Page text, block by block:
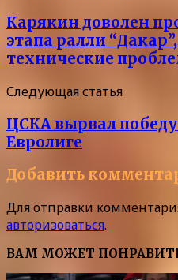
Карякин доволен
этапа ралли
технические
Следующая статья
ЦСКА вырвал
Евролиге
Добавить
Для отправки
авторизоваться.
ВАМ МОЖЕТ